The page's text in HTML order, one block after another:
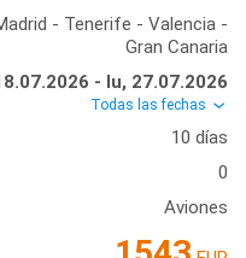
- Tenerife - Valencia -
Gran Canaria
- lu, 27.07.2026
Todas las fechas
10 días
0
Aviones